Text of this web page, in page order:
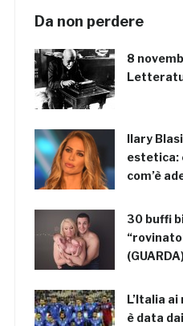
Da non perdere
8
Ilary
estetica:
com’è
30 buffi
L’Italia
è data